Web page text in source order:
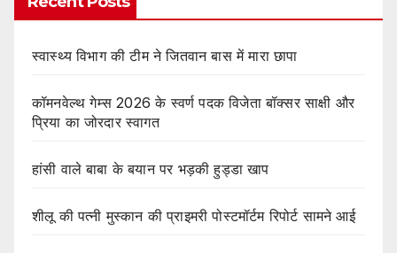
स्वास्थ्य विभाग की टीम ने जितवान बास में मारा छापा
कॉमनवेल्थ गेम्स 2026 के स्वर्ण पदक विजेता बॉक्सर साक्षी और
प्रिया का जोरदार स्वागत
हांसी वाले बाबा के बयान पर भड़की हुड्डा खाप
शीलू की पत्नी मुस्कान की प्राइमरी पोस्टमॉर्टम रिपोर्ट सामने आई